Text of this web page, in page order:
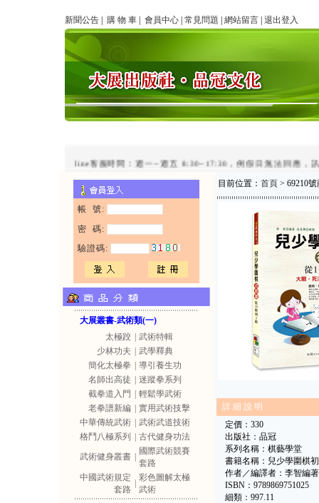
新聞公告 購 物 車 會員中心 常見問題 網站留言 退出登入
line客服時間：週一~週五 8:30~17:30，例假日無法回應，訊息
帳 號:
密 碼:
驗證碼:
大展叢書-武術類(一)
太極跤
武術特輯
少林功夫
武學釋典
簡化太極拳
導引養生功
名師出高徒
迷蹤拳系列
截拳道入門
輕鬆學武術
老拳譜新編
實用武術技擊
中華傳統武術
武術武道技術
格鬥八極系列
古代健身功法
武術健身叢書
國際武術競賽
套路
中國武術規定
套路
彩色圖解太極
武術
目前位置： 首頁> 69210
詳 細 說 明
定價：330
出版社：品冠
系列名稱：棋藝學堂
書籍名稱：兒少學圍棋
作者／編譯者：李智編
ISBN：9789869751025
細類：997.11